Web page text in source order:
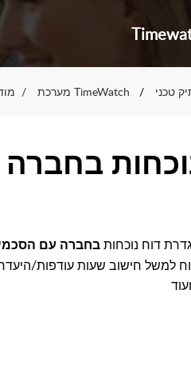
טכני
דוח נוכחות בחברה עם
למשל חישוב שעות עודפות/